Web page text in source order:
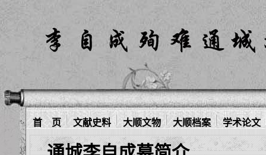
首 页 文献史料 大顺文物 大顺档案 学术论文